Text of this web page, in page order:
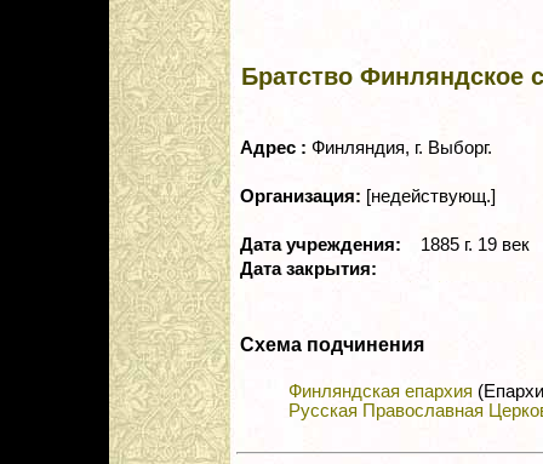
Братство Финляндское
Адрес : Финляндия, г. Выборг.
Организация: [недействующ.]
Дата учреждения:
1885 г. 19 век
Дата закрытия:
Схема подчинения
Финляндская епархия
Русская Православная